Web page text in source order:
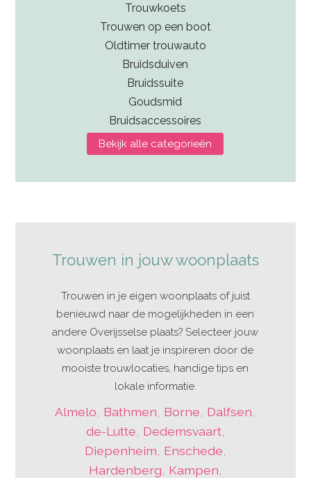
Trouwkoets
Trouwen op een boot
Oldtimer trouwauto
Bruidsduiven
Bruidssuite
Goudsmid
Bruidsaccessoires
Bekijk alle categorieën
Trouwen in jouw woonplaats
Trouwen in je eigen woonplaats of juist
benieuwd naar de mogelijkheden in een
andere Overijsselse plaats? Selecteer jouw
woonplaats en laat je inspireren door de
mooiste trouwlocaties, handige tips en
lokale informatie.
Almelo Bathmen Borne Dalfsen
de-Lutte Dedemsvaart,
Diepenheim Enschede
Hardenberg Kampen